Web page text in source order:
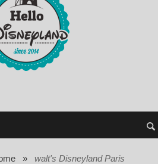
»
walt's Disneyland Paris